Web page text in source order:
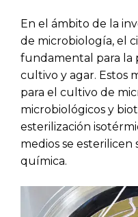
En el ámbito de la
de microbiología, el
fundamental para la
cultivo y agar. Estos
para el cultivo de
microbiológicos y
esterilización
medios se esterilicen
química.